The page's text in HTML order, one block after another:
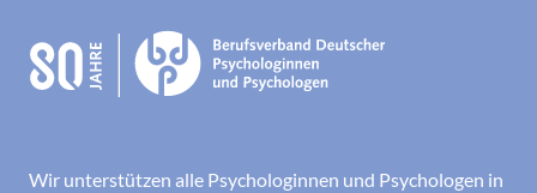
Wir unterstützen alle Psychologinnen und Psychologen in